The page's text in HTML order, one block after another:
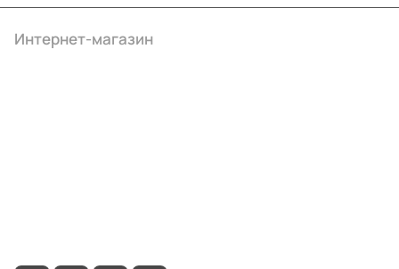
Интернет-магазин